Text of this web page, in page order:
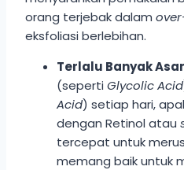
orang terjebak dalam
eksfoliasi berlebihan.
Terlalu Banyak
(seperti Glycolic Acid
Acid) setiap hari,
dengan Retinol atau
tercepat untuk
memang baik untuk